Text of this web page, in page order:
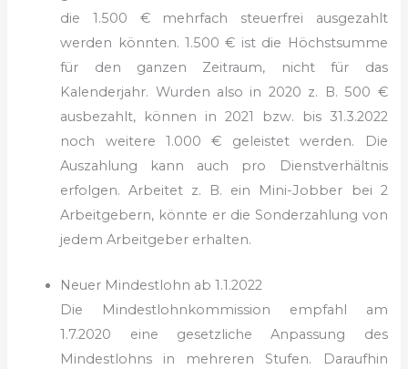
die 1.500 € mehrfach steuerfrei ausgezahlt
werden könnten. 1.500 € ist die Höchstsumme
für den ganzen Zeitraum, nicht für das
Kalenderjahr. Wurden also in 2020 z. B. 500 €
ausbezahlt, können in 2021 bzw. bis 31.3.2022
noch weitere 1.000 € geleistet werden. Die
Auszahlung kann auch pro Dienstverhältnis
erfolgen. Arbeitet z. B. ein Mini-Jobber bei 2
Arbeitgebern, könnte er die Sonderzahlung von
jedem Arbeitgeber erhalten.
Neuer Mindestlohn ab 1.1.2022
Die Mindestlohnkommission empfahl am
1.7.2020 eine gesetzliche Anpassung des
Mindestlohns in mehreren Stufen. Daraufhin